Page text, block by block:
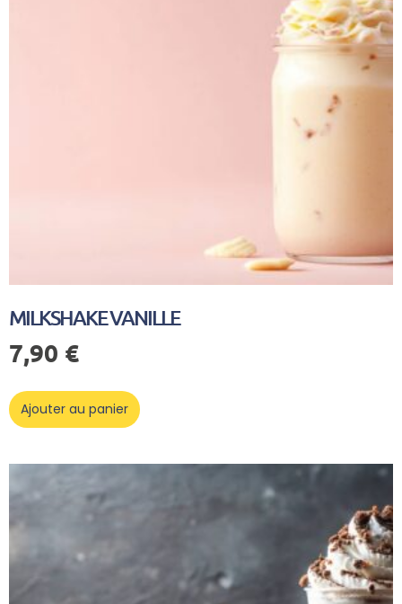
MILKSHAKE VANILLE
7,90 €
Ajouter au panier